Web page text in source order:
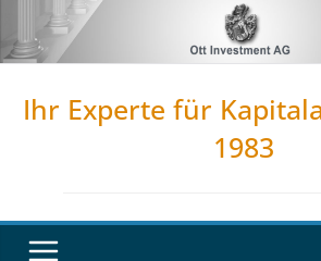
Inhalt
Ihr Experte für
1983